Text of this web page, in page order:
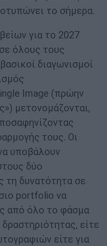
το σήμερα.
για το 2027
όλους τους
διαγωνισμοί
Image (πρώην
μετονομάζονται,
τους. Οι
υποβάλουν
δύο
τη δυνατότητα σε
portfolio να
από όλο το φάσμα
είτε
είτε για